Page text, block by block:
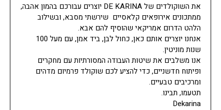
את השוקולדים של DE KARINA יוצרים עבורכם בהמון אהבה,
ממתכונים אירופאים קלאסיים שירשתי מסבא, ובשילוב
הלהט הדרום אמריקאי שהוסיף להם אבא.
אנחנו יוצרים אותם כאן, כחול לבן, ביד אמן, עם מעל 100
שנות מוניטין.
אנו משלבים את שיטות העבודה המסורתיות עם מחקרים
ופיתוח חדשניים, כדי להציע לכם שוקולד פרמיום מדהים
ומרכיבים טבעיים.
תטעמו, תבינו.
Dekarina